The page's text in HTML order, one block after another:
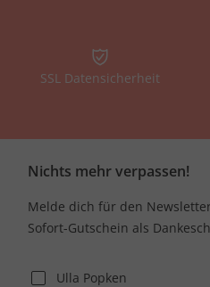
SSL Datensicherheit
Nichts mehr verpassen!
Melde dich für den
Sofort-Gutschein als
Ulla Popken